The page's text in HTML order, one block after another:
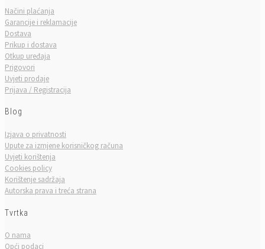
Načini plaćanja
Garancije i reklamacije
Dostava
Prikup i dostava
Otkup uređaja
Prigovori
Uvjeti prodaje
Prijava / Registracija
Blog
Izjava o privatnosti
Upute za izmjene korisničkog računa
Uvjeti korištenja
Cookies policy
Korištenje sadržaja
Autorska prava i treća strana
Tvrtka
O nama
Opći podaci